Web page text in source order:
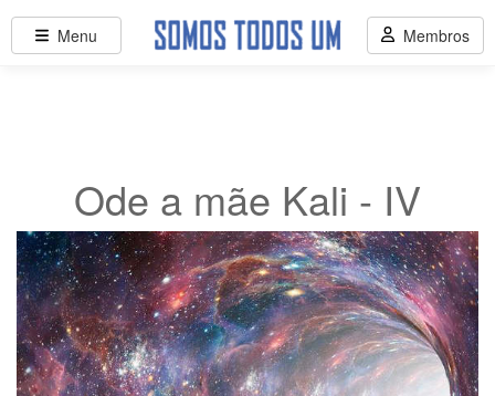
Ode a mãe Kali - IV
Menu Membros